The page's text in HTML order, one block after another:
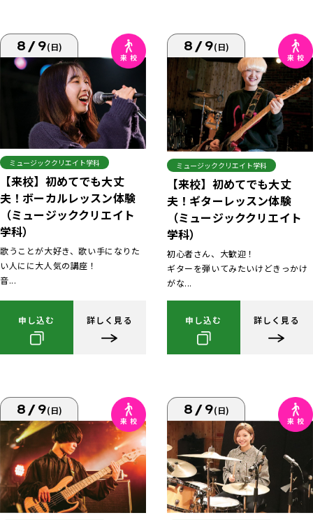
8/9(日)
ミュージッククリエイト学科
【来校】初めてでも大丈
夫！ボーカルレッスン体験
（ミュージッククリエイト
学科）
歌うことが大好き、歌い手になりた
い人にに大人気の講座！
音...
申し込む 詳しく見る
8/9(日)
ミュージッククリエイト学科
【来校】初めてでも大丈
夫！ギターレッスン体験
（ミュージッククリエイト
学科）
初心者さん、大歓迎！
ギターを弾いてみたいけどきっかけ
がな...
申し込む 詳しく見る
8/9(日) 8/9(日)